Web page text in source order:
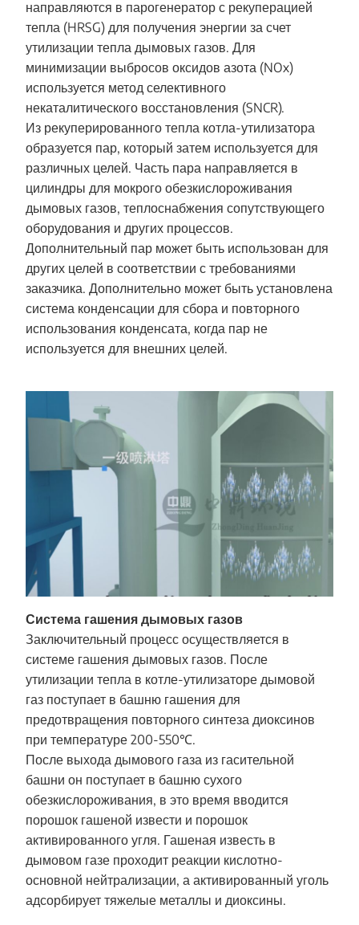
направляются в парогенератор с рекуперацией
тепла (HRSG) для получения энергии за счет
утилизации тепла дымовых газов. Для
минимизации выбросов оксидов азота (NOx)
используется метод селективного
некаталитического восстановления (SNCR).
Из рекуперированного тепла котла-утилизатора
образуется пар, который затем используется для
различных целей. Часть пара направляется в
цилиндры для мокрого обезкислороживания
дымовых газов, теплоснабжения сопутствующего
оборудования и других процессов.
Дополнительный пар может быть использован для
других целей в соответствии с требованиями
заказчика. Дополнительно может быть установлена
система конденсации для сбора и повторного
использования конденсата, когда пар не
используется для внешних целей.
Система гашения дымовых газов
Заключительный процесс осуществляется в
системе гашения дымовых газов. После
утилизации тепла в котле-утилизаторе дымовой
газ поступает в башню гашения для
предотвращения повторного синтеза диоксинов
при температуре 200-550℃.
После выхода дымового газа из гасительной
башни он поступает в башню сухого
обезкислороживания, в это время вводится
порошок гашеной извести и порошок
активированного угля. Гашеная известь в
дымовом газе проходит реакции кислотно-
основной нейтрализации, а активированный уголь
адсорбирует тяжелые металлы и диоксины.